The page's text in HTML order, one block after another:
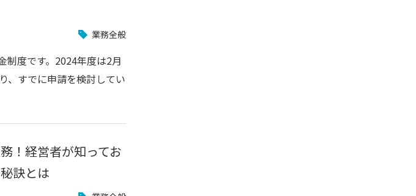
業務全般
制度です。2024年度は2月
、すでに申請を検討してい
！経営者が知ってお
訣とは